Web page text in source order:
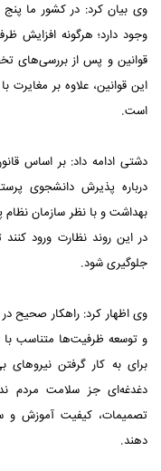
وی بیان کرد: در کشور ما
وجود دارد؛ هرگونه افزایش
قوانین و پس از بررسی‌های
این قوانین، علاوه بر
است.
دشتی ادامه داد: بر اساس
درباره پذیرش دانشجوی
بهداشت و با نظر سازمان
در این روند نظارت ورود
جلوگیری شود.
وی اظهار کرد: راهکار صحیح
و توسعه ظرفیت‌ها متناسب با
برای به کار گرفتن نیروهای
دغدغه‌ای جز سلامت مردم
تصمیمات، کیفیت آموزش و
دهند.